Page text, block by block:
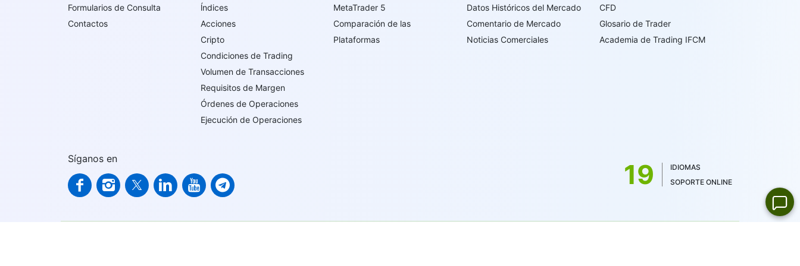
Formularios de Consulta
Contactos
ĺndices
Acciones
Cripto
Condiciones de Trading
Volumen de Transacciones
Requisitos de Margen
Órdenes de Operaciones
Ejecución de Operaciones
MetaTrader 5
Comparación de las
Plataformas
Datos Históricos del Mercado
Comentario de Mercado
Noticias Comerciales
CFD
Glosario de Trader
Academia de Trading IFCM
Síganos en 19
IDIOMAS
SOPORTE ONLINE